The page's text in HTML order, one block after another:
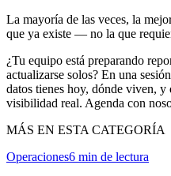
La mayoría de las veces, la
que ya existe — no la que
¿Tu equipo está preparando
actualizarse solos? En una
datos tienes hoy, dónde viven,
visibilidad real. Agenda con
MÁS EN ESTA CATEGORÍA
Operaciones6 min de lectura